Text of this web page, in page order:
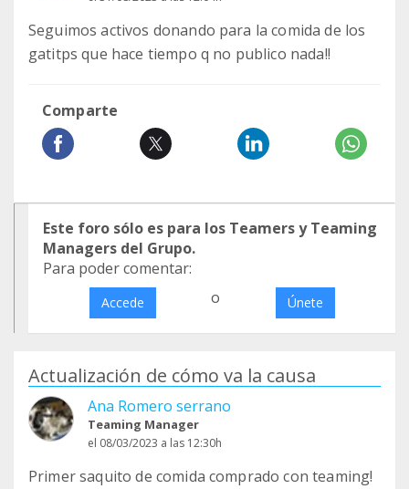
Seguimos activos donando para la comida de los
gatitps que hace tiempo q no publico nada!!
Comparte
Este foro sólo es para los Teamers y Teaming
Managers del Grupo.
Para poder comentar:
Accede o Únete
Actualización de cómo va la causa
Ana Romero serrano
Teaming Manager
el 08/03/2023 a las 12:30h
Primer saquito de comida comprado con teaming!